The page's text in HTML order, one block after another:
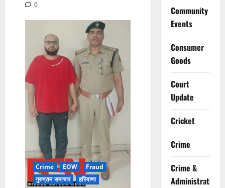
0
Crime EOW
Fraud
गुरुग्राम समाचार
हरियाणा
Community
Events
Consumer
Goods
Court
Update
Cricket
Crime
Crime &
Administration